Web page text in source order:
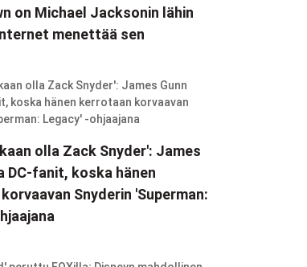
on Michael Jacksonin lähin
menettää sen
olla Zack Snyder': James
DC-fanit, koska hänen
Snyderin 'Superman: